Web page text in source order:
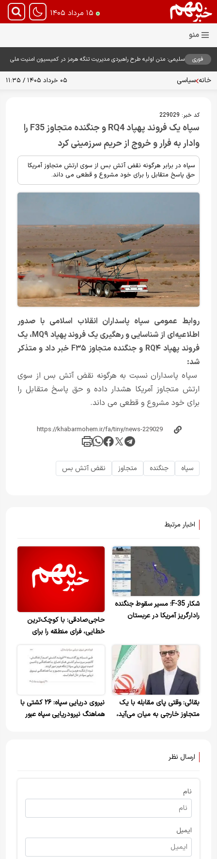
۱۵ مرداد ۱۴۰۵
فوری
سلیمی: متن اولیه طرح راهبردی مدیریت تنگه هرمز در کمیسیون امنیت ملی
خانه سیاسی ۰۵ خرداد ۱۴۰۵ / ۱۱:۳۵
کد خبر: 229029
سپاه یک فروند پهپاد RQ4 و جنگنده متجاوز F35 را
وادار به فرار و خروج از حریم سرزمینی کرد
سپاه در برابر هرگونه نقض آتش بس از سوی ارتش متجاوز آمریکا
حق پاسخ متقابل را برای خود مشروع و قطعی می داند.
روابط عمومی سپاه پاسداران انقلاب اسلامی با صدور
اطلاعیه‌ای از شناسایی و رهگیری یک فروند پهپاد MQ۹، یک
فروند پهپاد RQ۴ و جنگنده متجاوز F۳۵ خبر داد و متذکر
شد:
سپاه پاسداران نسبت به هرگونه نقض آتش بس از سوی
ارتش متجاوز آمریکا هشدار داده و حق پاسخ متقابل را
برای خود مشروع و قطعی می داند.
سپاه جنگنده متجاوز نقض آتش بس
اخبار مرتبط
شکار F-35؛ مسیر سقوط جنگنده
رادارگریز آمریکا در عربستان
حاجی‌صادقی: با کوچک‌ترین
خطایی، فرای منطقه را برای
ویدیو
بقائی: وقتی پای مقابله با یک
متجاوز خارجی به میان می‌آید،
نیروی دریایی سپاه: ۲۶ کشتی با
هماهنگ نیرودریایی سپاه عبور
ارسال نظر
نام
ایمیل